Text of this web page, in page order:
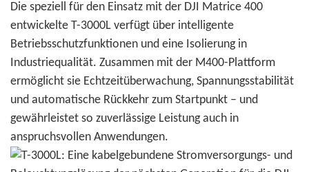
Die speziell für den Einsatz mit der DJI Matrice 400
entwickelte T-3000L verfügt über intelligente
Betriebsschutzfunktionen und eine Isolierung in
Industriequalität. Zusammen mit der M400-Plattform
ermöglicht sie Echtzeitüberwachung, Spannungsstabilität
und automatische Rückkehr zum Startpunkt – und
gewährleistet so zuverlässige Leistung auch in
anspruchsvollen Anwendungen.